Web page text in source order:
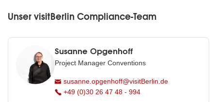
Unser visitBerlin Compliance-Team
Susanne Opgenhoff
Project Manager Conventions
susanne.opgenhoff@visitBerlin.de
+49 (0)30 26 47 48 - 994